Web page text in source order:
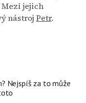
Mezi jejich
nástroj Petr.
Nejspíš za to může